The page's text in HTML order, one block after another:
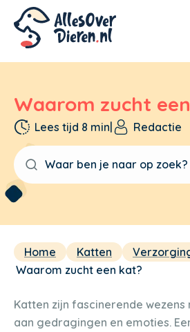
Waarom zucht
Lees tijd 8 min| Redactie
Home Katten
Waarom zucht een kat?
Katten zijn fascinerende
aan gedragingen en emoties.